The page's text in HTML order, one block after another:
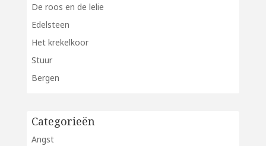
De roos en de lelie
Edelsteen
Het krekelkoor
Stuur
Bergen
Categorieën
Angst